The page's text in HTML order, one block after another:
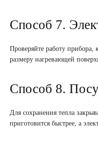
Способ 7.
Проверяйте работу прибора,
размеру нагревающей
Способ 8.
Для сохранения тепла
приготовится быстрее, а